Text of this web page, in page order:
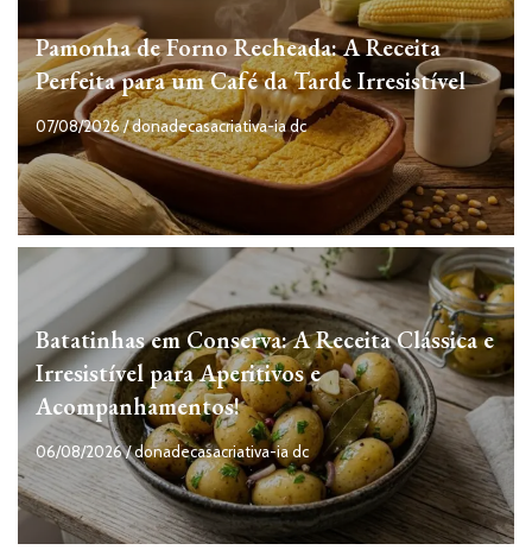
Pamonha de Forno Recheada: A Receita
Perfeita para um Café da Tarde Irresistível
07/08/2026/donadecasacriativa-ia dc
Batatinhas em Conserva: A Receita Clássica e
Irresistível para Aperitivos e
Acompanhamentos!
06/08/2026/donadecasacriativa-ia dc